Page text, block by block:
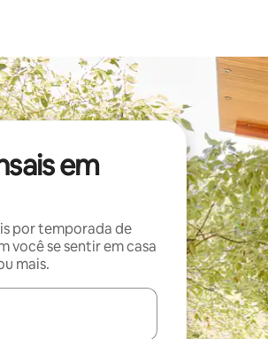
em
por temporada de
você se sentir em casa
mais.
disponíveis, explore-os usando as